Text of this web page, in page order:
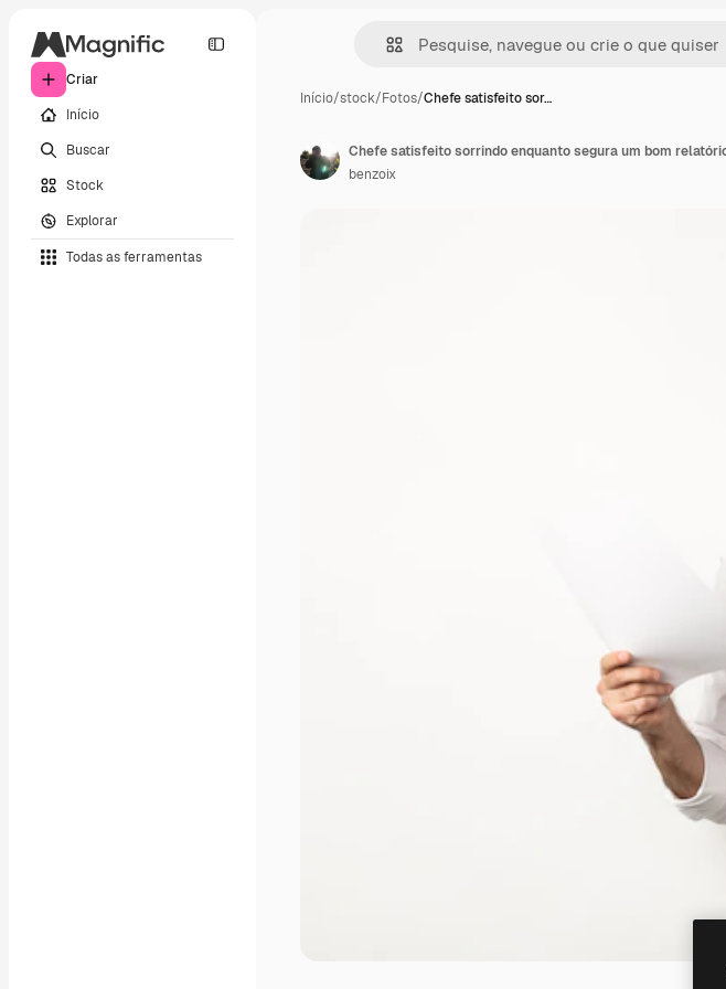
Criar
Início
Buscar
Stock
Explorar
Todas as ferramentas
Início/stock/Fotos/Chefe satisfeito sor…
benzoix